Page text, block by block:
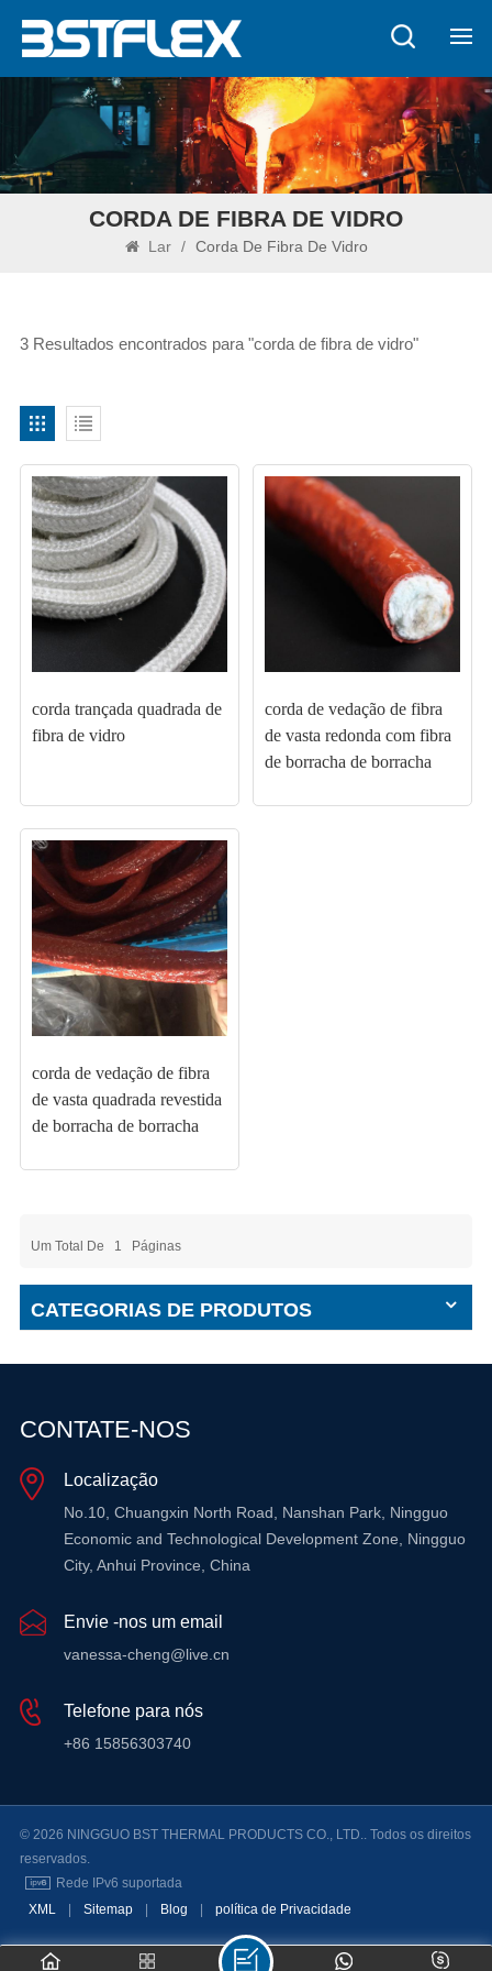
CORDA DE FIBRA DE VIDRO
Lar / Corda De Fibra De Vidro
3 Resultados encontrados para "corda de fibra de vidro"
corda trançada quadrada de
fibra de vidro
corda de vedação de fibra
de vasta redonda com fibra
de borracha de borracha
corda de vedação de fibra
de vasta quadrada revestida
de borracha de borracha
Um Total De 1 Páginas
CATEGORIAS DE PRODUTOS
CONTATE-NOS
Localização
No.10, Chuangxin North Road, Nanshan Park, Ningguo
Economic and Technological Development Zone, Ningguo
City, Anhui Province, China
Envie -nos um email
vanessa-cheng@live.cn
Telefone para nós
+86 15856303740
© 2026 NINGGUO BST THERMAL PRODUCTS CO., LTD.. Todos os direitos
reservados.
Rede IPv6 suportada
XML
| Sitemap | Blog | política de Privacidade